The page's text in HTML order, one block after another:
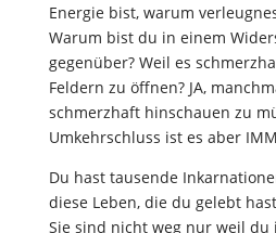
Energie bist, warum
Warum bist du in einem
gegenüber? Weil es
Feldern zu öffnen? JA,
schmerzhaft hinschauen zu
Umkehrschluss ist es aber
Du hast tausende
diese Leben, die du gelebt
Sie sind nicht weg nur weil du